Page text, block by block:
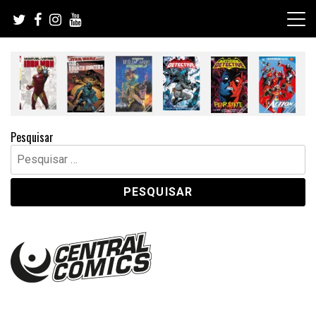
content
Pesquisar
Pesquisar
por: